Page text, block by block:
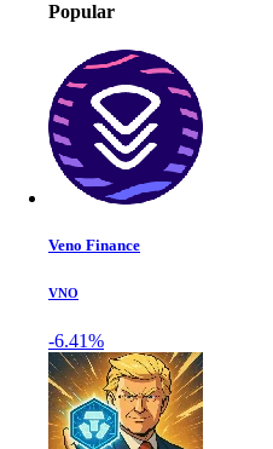
Popular
Veno Finance
VNO
-6.41%